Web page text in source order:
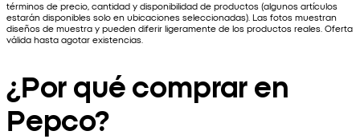
términos de precio, cantidad y disponibilidad de productos (algunos artículos
estarán disponibles solo en ubicaciones seleccionadas). Las fotos muestran
diseños de muestra y pueden diferir ligeramente de los productos reales. Oferta
válida hasta agotar existencias.
¿Por qué comprar en
Pepco?